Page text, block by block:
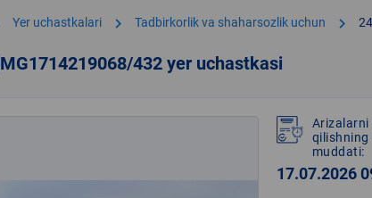
Yer uchastkalari chevron_right Tadbirkorlik va shaharsozlik uchun chevron_right
MG1714219068/432 yer uchastkasi
Arizalarni
qilishning
muddati:
17.07.2026